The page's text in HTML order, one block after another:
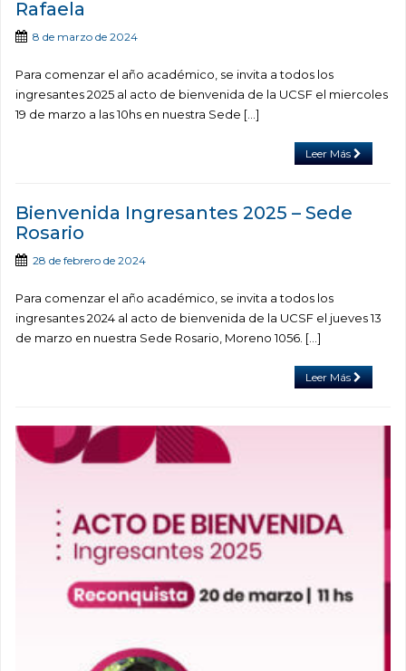
Rafaela
8 de marzo de 2024
Para comenzar el año académico, se invita a todos los
ingresantes 2025 al acto de bienvenida de la UCSF el miercoles
19 de marzo a las 10hs en nuestra Sede […]
Leer Más
Bienvenida Ingresantes 2025 – Sede
Rosario
28 de febrero de 2024
Para comenzar el año académico, se invita a todos los
ingresantes 2024 al acto de bienvenida de la UCSF el jueves 13
de marzo en nuestra Sede Rosario, Moreno 1056. […]
Leer Más